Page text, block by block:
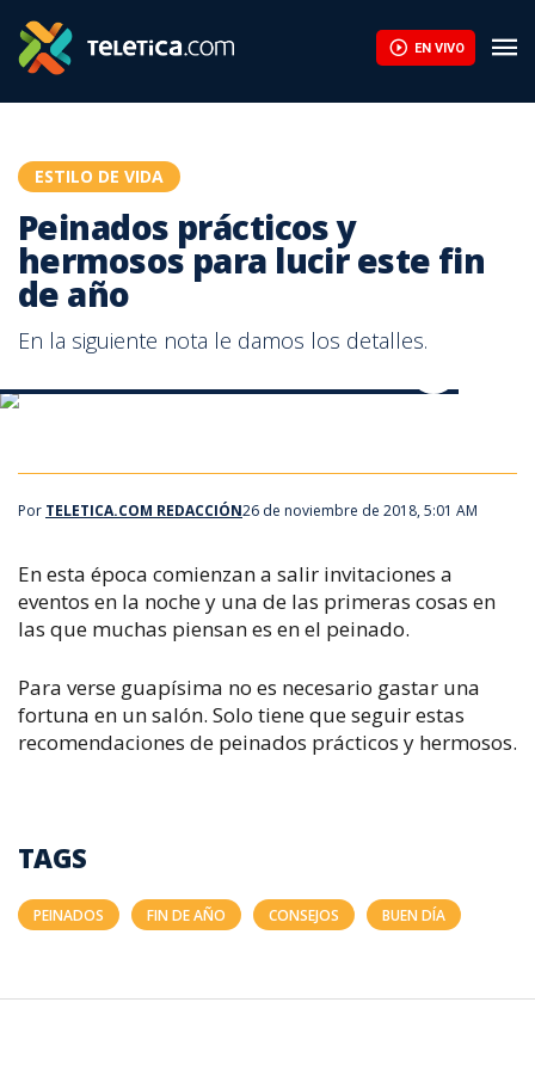
EN VIVO
ESTILO DE VIDA
Peinados prácticos y
hermosos para lucir este fin
de año
En la siguiente nota le damos los detalles.
Por TELETICA.COM REDACCIÓN26 de noviembre de 2018, 5:01 AM
En esta época comienzan a salir invitaciones a
eventos en la noche y una de las primeras cosas en
las que muchas piensan es en el peinado.
Para verse guapísima no es necesario gastar una
fortuna en un salón. Solo tiene que seguir estas
recomendaciones de peinados prácticos y hermosos.
TAGS
PEINADOS FIN DE AÑO CONSEJOS BUEN DÍA